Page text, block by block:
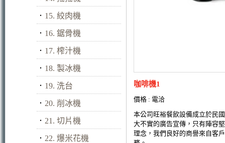
． 15. 絞肉機
． 16. 鋸骨機
． 17. 榨汁機
． 18. 製冰機
． 19. 洗台
． 20. 削冰機
． 21. 切片機
． 22. 爆米花機
咖啡機1
價格 : 電洽
本公司旺裕餐飲設備成立於民
大不實的廣告宣傳，只有陣容
理念，我們良好的商譽來自客